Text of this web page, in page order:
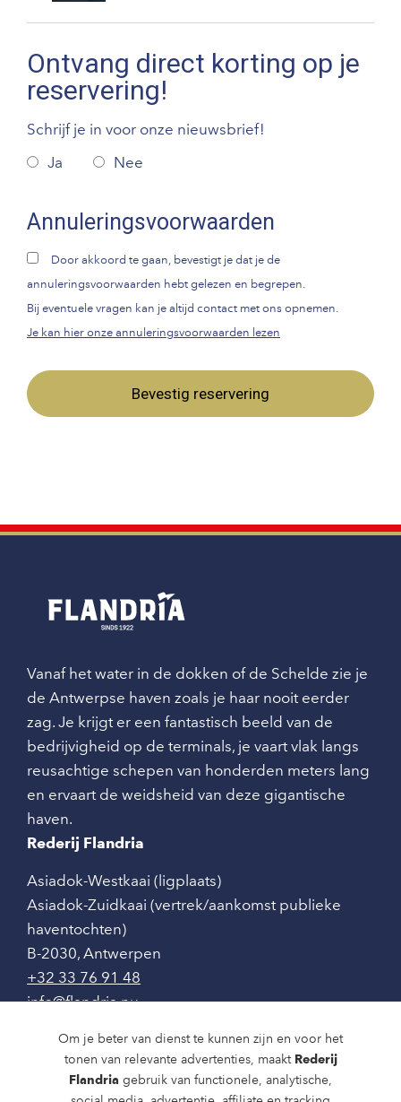
Om je beter van dienst te kunnen zijn en voor het
tonen van relevante advertenties, maakt Rederij
Flandria gebruik van functionele, analytische,
Ontvang direct korting op je
reservering!
Schrijf je in voor onze nieuwsbrief!
Ja
Nee
Annuleringsvoorwaarden
Door akkoord te gaan, bevestigt je dat je de
annuleringsvoorwaarden hebt gelezen en begrepen.
Bij eventuele vragen kan je altijd contact met ons opnemen.
Je kan hier onze annuleringsvoorwaarden lezen
Bevestig reservering
Vanaf het water in de dokken of de Schelde zie je
de Antwerpse haven zoals je haar nooit eerder
zag. Je krijgt er een fantastisch beeld van de
bedrijvigheid op de terminals, je vaart vlak langs
reusachtige schepen van honderden meters lang
en ervaart de weidsheid van deze gigantische
haven.
Rederij Flandria
Asiadok-Westkaai (ligplaats)
Asiadok-Zuidkaai (vertrek/aankomst publieke
haventochten)
B-2030, Antwerpen
+32 33 76 91 48
info@flandria.nu
Contact
Vaaragenda